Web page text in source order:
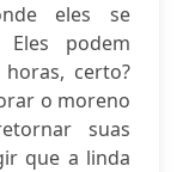
eles se
Eles podem
certo?
o moreno
suas
que a linda